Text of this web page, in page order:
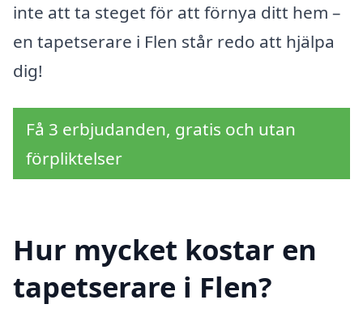
inte att ta steget för att förnya ditt hem –
en tapetserare i Flen står redo att hjälpa
dig!
Få 3 erbjudanden, gratis och utan
förpliktelser
Hur mycket kostar en
tapetserare i Flen?